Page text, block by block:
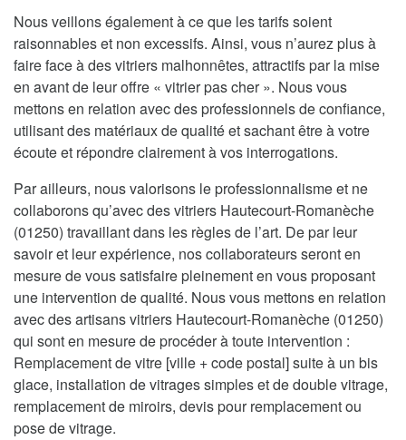
Nous veillons également à ce que les tarifs soient
raisonnables et non excessifs. Ainsi, vous n’aurez plus à
faire face à des vitriers malhonnêtes, attractifs par la mise
en avant de leur offre « vitrier pas cher ». Nous vous
mettons en relation avec des professionnels de confiance,
utilisant des matériaux de qualité et sachant être à votre
écoute et répondre clairement à vos interrogations.
Par ailleurs, nous valorisons le professionnalisme et ne
collaborons qu’avec des vitriers Hautecourt-Romanèche
(01250) travaillant dans les règles de l’art. De par leur
savoir et leur expérience, nos collaborateurs seront en
mesure de vous satisfaire pleinement en vous proposant
une intervention de qualité. Nous vous mettons en relation
avec des artisans vitriers Hautecourt-Romanèche (01250)
qui sont en mesure de procéder à toute intervention :
Remplacement de vitre [ville + code postal] suite à un bis
glace, installation de vitrages simples et de double vitrage,
remplacement de miroirs, devis pour remplacement ou
pose de vitrage.